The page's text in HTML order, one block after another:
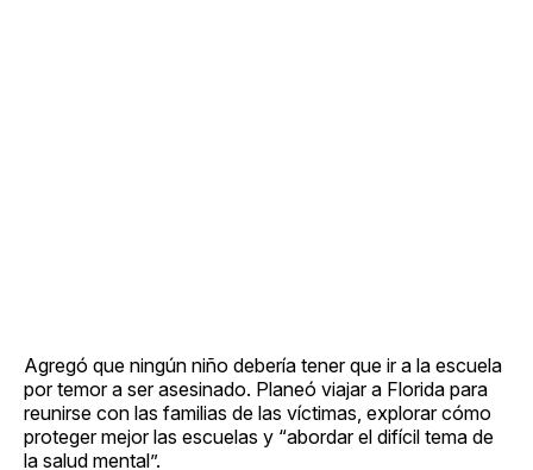
Agregó que ningún niño debería tener que ir a la escuela
por temor a ser asesinado. Planeó viajar a Florida para
reunirse con las familias de las víctimas, explorar cómo
proteger mejor las escuelas y “abordar el difícil tema de
la salud mental”.